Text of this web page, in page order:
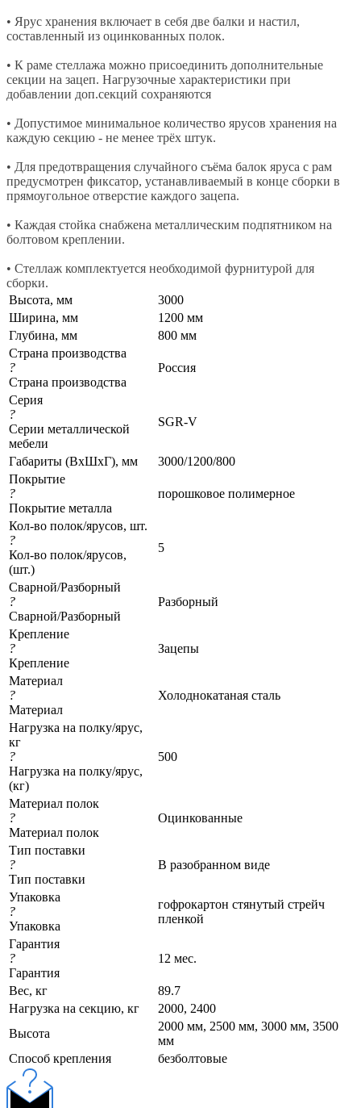
• Ярус хранения включает в себя две балки и настил,
составленный из оцинкованных полок.
• К раме стеллажа можно присоединить дополнительные
секции на зацеп. Нагрузочные характеристики при
добавлении доп.секций сохраняются
• Допустимое минимальное количество ярусов хранения на
каждую секцию - не менее трёх штук.
• Для предотвращения случайного съёма балок яруса с рам
предусмотрен фиксатор, устанавливаемый в конце сборки в
прямоугольное отверстие каждого зацепа.
• Каждая стойка снабжена металлическим подпятником на
болтовом креплении.
• Стеллаж комплектуется необходимой фурнитурой для
сборки.
Высота, мм
3000
Ширина, мм
1200 мм
Глубина, мм
800 мм
Страна производства
?
Страна производства
Россия
Серия
?
Серии металлической
мебели
SGR-V
Габариты (ВхШхГ), мм
3000/1200/800
Покрытие
?
Покрытие металла
порошковое полимерное
Кол-во полок/ярусов, шт.
?
Кол-во полок/ярусов,
(шт.)
5
Сварной/Разборный
?
Сварной/Разборный
Разборный
Крепление
?
Крепление
Зацепы
Материал
?
Материал
Холоднокатаная сталь
Нагрузка на полку/ярус,
кг
?
Нагрузка на полку/ярус,
(кг)
500
Материал полок
?
Материал полок
Оцинкованные
Тип поставки
?
Тип поставки
В разобранном виде
Упаковка
?
Упаковка
гофрокартон стянутый стрейч
пленкой
Гарантия
?
Гарантия
12 мес.
Вес, кг
89.7
Нагрузка на секцию, кг
2000, 2400
Высота
2000 мм, 2500 мм, 3000 мм, 3500
мм
Cпособ крепления
безболтовые